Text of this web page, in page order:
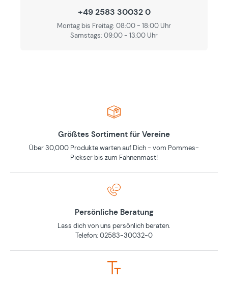
+49 2583 30032 0
Montag bis Freitag: 08:00 - 18:00 Uhr
Samstags: 09.00 - 13.00 Uhr
Größtes Sortiment für Vereine
Über 30,000 Produkte warten auf Dich - vom Pommes-
Piekser bis zum Fahnenmast!
Persönliche Beratung
Lass dich von uns persönlich beraten.
Telefon: 02583-30032-0